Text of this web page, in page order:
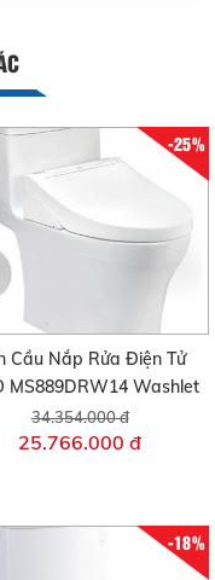
-25%
Cầu Nắp Rửa Điện Tử
MS889DRW14 Washlet
34.354.000 đ
25.766.000 đ
-18%